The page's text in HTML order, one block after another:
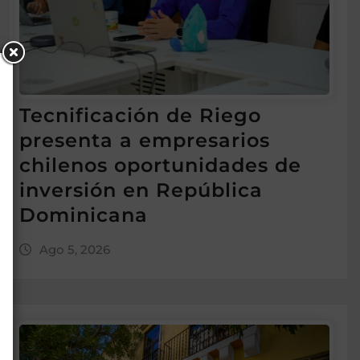
Tecnificación de Riego
presenta a empresarios
chilenos oportunidades de
inversión en República
Dominicana
Ago 5, 2026